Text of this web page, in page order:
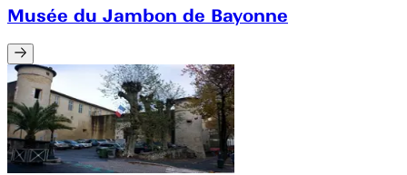
Musée du Jambon de Bayonne